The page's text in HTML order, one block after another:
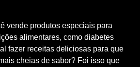
vende produtos especiais para
alimentares, como diabetes
fazer receitas deliciosas para que
cheias de sabor? Foi isso que